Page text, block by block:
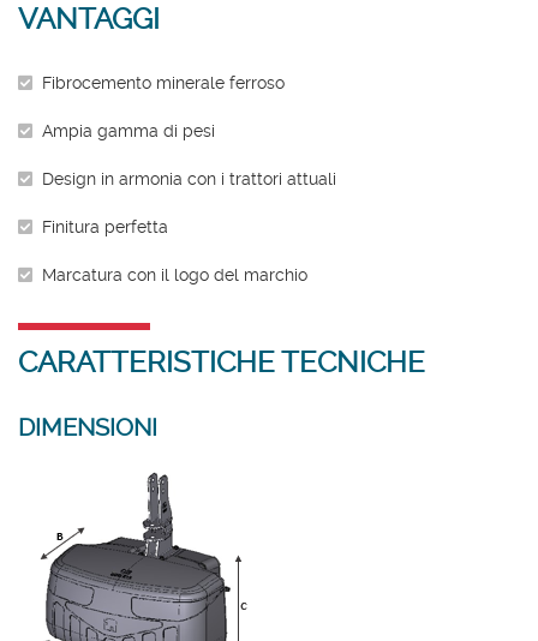
VANTAGGI
Fibrocemento minerale ferroso
Ampia gamma di pesi
Design in armonia con i trattori attuali
Finitura perfetta
Marcatura con il logo del marchio
CARATTERISTICHE TECNICHE
DIMENSIONI